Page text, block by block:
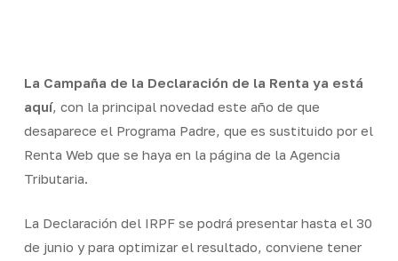
contentLa Campaña de la Declaración de la Renta ya está
aquí, con la principal novedad este año de que
desaparece el Programa Padre, que es sustituido por el
Renta Web que se haya en la página de la Agencia
Tributaria.
La Declaración del IRPF se podrá presentar hasta el 30
de junio y para optimizar el resultado, conviene tener
Menu